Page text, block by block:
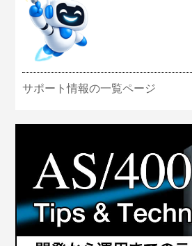
サポート情報の一覧ページ